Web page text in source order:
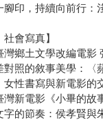
腳印，持續向前行
會寫真】
灣鄉土文學改編電影
對照的敘事美學：〈
女性書寫與新電影的
灣新電影《小畢的故
字的節奏：侯孝賢與